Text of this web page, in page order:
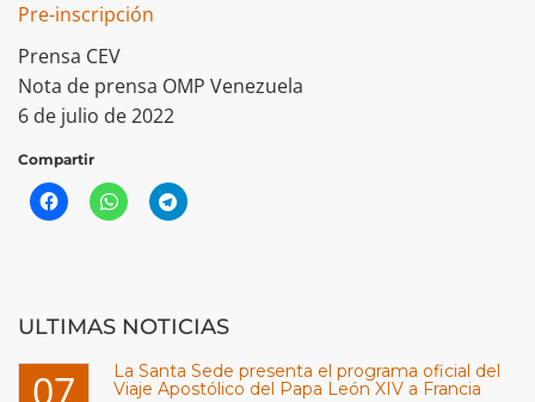
Pre-inscripción
Prensa CEV
Nota de prensa OMP Venezuela
6 de julio de 2022
Compartir
ULTIMAS NOTICIAS
07
La Santa Sede presenta el programa oficial del
Viaje Apostólico del Papa León XIV a Francia